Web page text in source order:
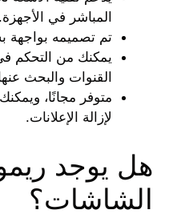
المباشر في الأجهزة.
تم تصميمه بواجهة
يمكنك من التحكم
القنوات والبحث
متوفر مجانًا،
لإزالة الإعلانات.
هل يوجد
الشاشات؟